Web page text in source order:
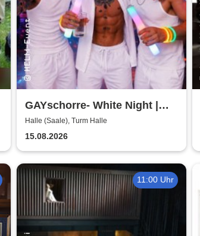
GAYschorre- White Night |
Turm in Halle
Halle (Saale), Turm Halle
15.08.2026
11:00 Uhr